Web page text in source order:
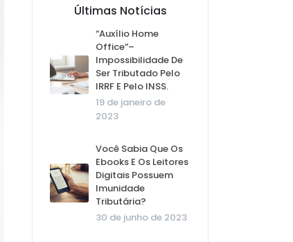
Últimas Notícias
“Auxílio Home
Office”–
Impossibilidade De
Ser Tributado Pelo
IRRF E Pelo INSS.
19 de janeiro de
2023
Você Sabia Que Os
Ebooks E Os Leitores
Digitais Possuem
Imunidade
Tributária?
30 de junho de 2023